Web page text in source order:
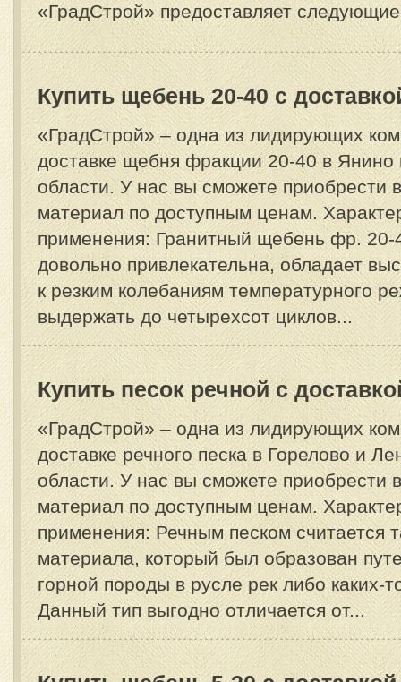
«ГрадСтрой» предоставляет
Купить щебень 20-40 с
«ГрадСтрой» – одна из лидирующих
доставке щебня фракции 20-40 в Янино
области. У нас вы сможете приобрести
материал по доступным ценам.
применения: Гранитный щебень фр. 20-
довольно привлекательна, обладает
к резким колебаниям температурного
выдержать до четырехсот циклов...
Купить песок речной с
«ГрадСтрой» – одна из лидирующих
доставке речного песка в Горелово и
области. У нас вы сможете приобрести
материал по доступным ценам.
применения: Речным песком считается
материала, который был образован
горной породы в русле рек либо каких-
Данный тип выгодно отличается от...